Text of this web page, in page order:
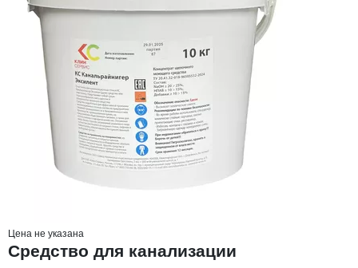
Цена не указана
Средство для канализации